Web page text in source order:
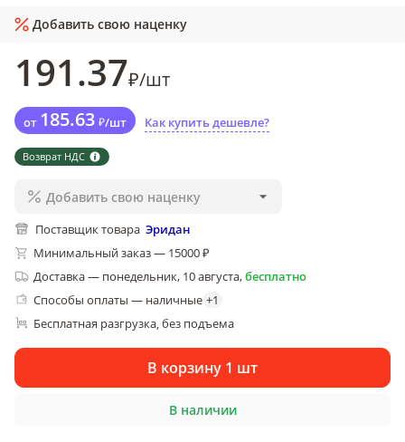
Добавить свою наценку
191.37₽/шт
от 185.63 ₽/шт Как купить дешевле?
Возврат НДС
Добавить свою наценку
Поставщик товара Эридан
Минимальный заказ — 15000 ₽
Доставка— понедельник, 10 августа,бесплатно
Способы оплаты — наличные +1
Бесплатная разгрузка, без подъема
В корзину 1 шт
В наличии